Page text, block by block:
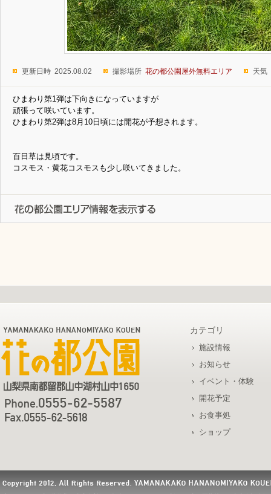
更新日時 2025.08.02 撮影場所 花の都公園屋外無料エリア 天気
ひまわり第1弾は下向きになっていますが
頑張って咲いています。
ひまわり第2弾は8月10日頃には開花が予想されます。
百日草は見頃です。
コスモス・黄花コスモスも少し咲いてきました。
カテゴリ
施設情報
お知らせ
イベント・体験
開花予定
お食事処
ショップ